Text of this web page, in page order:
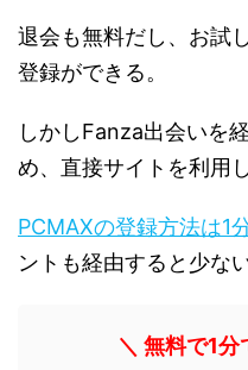
退会も無料だし、お試
登録ができる。
しかしFanza出会いを
め、直接サイトを利用
PCMAXの登録方法は1
ントも経由すると少ない
＼ 無料で1分